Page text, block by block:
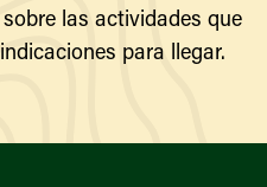
las actividades que
para llegar.